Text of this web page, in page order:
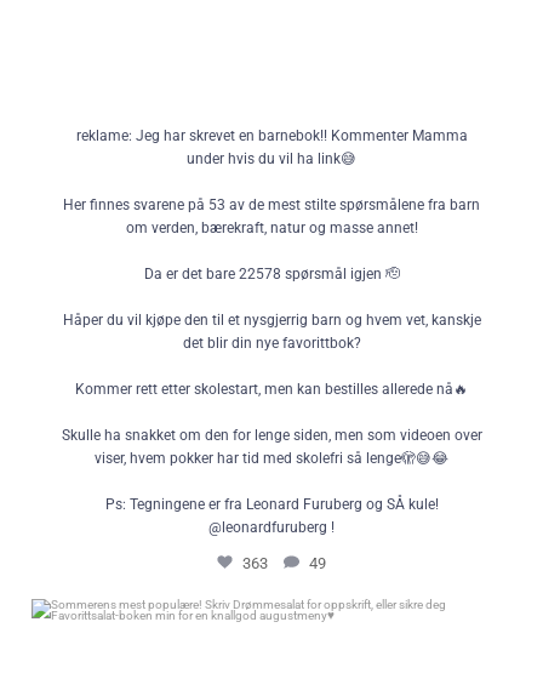
reklame: Jeg har skrevet en barnebok!! Kommenter Mamma
under hvis du vil ha link😅
Her finnes svarene på 53 av de mest stilte spørsmålene fra barn
om verden, bærekraft, natur og masse annet!
Da er det bare 22578 spørsmål igjen 🫡
Håper du vil kjøpe den til et nysgjerrig barn og hvem vet, kanskje
det blir din nye favorittbok?
Kommer rett etter skolestart, men kan bestilles allerede nå🔥
Skulle ha snakket om den for lenge siden, men som videoen over
viser, hvem pokker har tid med skolefri så lenge🫣😅😂
Ps: Tegningene er fra Leonard Furuberg og SÅ kule!
@leonardfuruberg !
363 49
Sommerens mest populære! Skriv Drømmesalat for oppskrift, eller sikre
deg Favorittsalat-boken min for en knallgod augustmeny♥️